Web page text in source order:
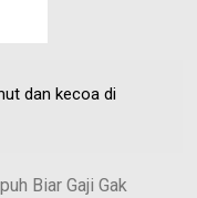
dan kecoa di
Biar Gaji Gak